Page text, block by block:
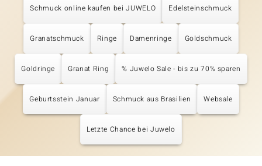
Schmuck online kaufen bei JUWELO Edelsteinschmuck
Granatschmuck Ringe Damenringe Goldschmuck
Goldringe Granat Ring % Juwelo Sale - bis zu 70% sparen
Geburtsstein Januar Schmuck aus Brasilien Websale
Letzte Chance bei Juwelo